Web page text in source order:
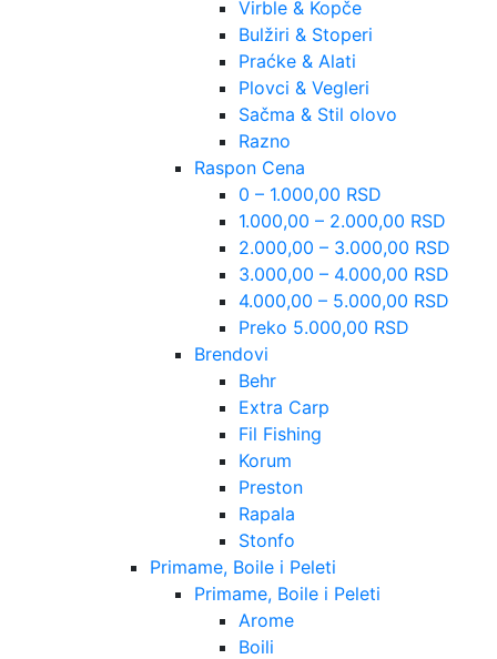
Virble & Kopče
Bulžiri & Stoperi
Praćke & Alati
Plovci & Vegleri
Sačma & Stil olovo
Razno
Raspon Cena
0 – 1.000,00 RSD
1.000,00 – 2.000,00 RSD
2.000,00 – 3.000,00 RSD
3.000,00 – 4.000,00 RSD
4.000,00 – 5.000,00 RSD
Preko 5.000,00 RSD
Brendovi
Behr
Extra Carp
Fil Fishing
Korum
Preston
Rapala
Stonfo
Primame, Boile i Peleti
Primame, Boile i Peleti
Arome
Boili